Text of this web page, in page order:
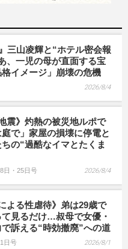
三山凌輝と“ホテル密会報
、一児の母が直面する宝
イメージ」崩壊の危機
2026/8/4
震》灼熱の被災地ルポで
で」家屋の損壊に停電と
の“過酷なイマとたくま
日・25日号 2026/8/4
よる性虐待》弟は29歳で
見るだけ…叔母で女優・
訴える“時効撤廃”への道
日号 2026/8/1